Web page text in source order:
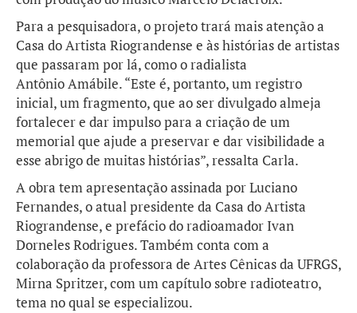
Para a pesquisadora, o projeto trará mais atenção a
Casa do Artista Riograndense e às histórias de artistas
que passaram por lá, como o radialista
Antônio Amábile. “Este é, portanto, um registro
inicial, um fragmento, que ao ser divulgado almeja
fortalecer e dar impulso para a criação de um
memorial que ajude a preservar e dar visibilidade a
esse abrigo de muitas histórias”, ressalta Carla.
A obra tem apresentação assinada por Luciano
Fernandes, o atual presidente da Casa do Artista
Riograndense, e prefácio do radioamador Ivan
Dorneles Rodrigues. Também conta com a
colaboração da professora de Artes Cênicas da UFRGS,
Mirna Spritzer, com um capítulo sobre radioteatro,
tema no qual se especializou.